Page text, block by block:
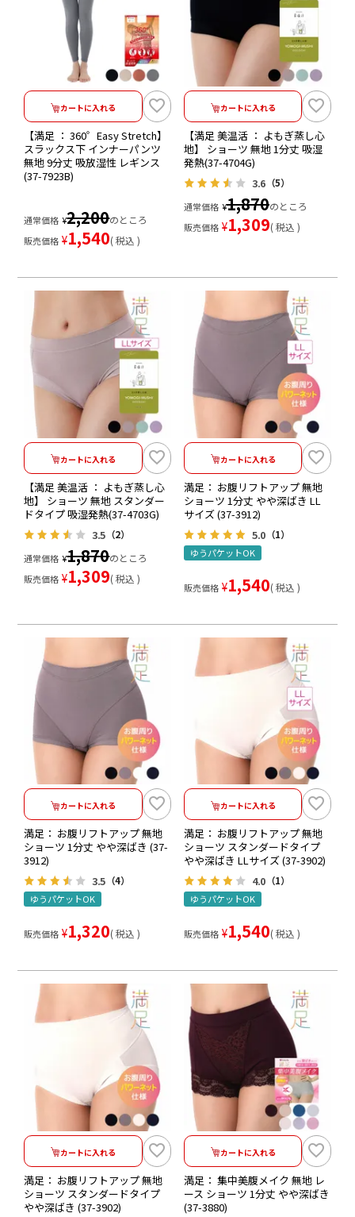
カートに入れる
【満足 ： 360゜Easy Stretch】
スラックス下 インナーパンツ
無地 9分丈 吸放湿性 レギンス
(37-7923B)
通常価格 ¥2,200のところ
販売価格 ¥1,540 税込
カートに入れる
【満足 美温活 ： よもぎ蒸し心
地】 ショーツ 無地 1分丈 吸湿
発熱(37-4704G)
3.6 （5）
通常価格 ¥1,870のところ
販売価格 ¥1,309 税込
カートに入れる
【満足 美温活 ： よもぎ蒸し心
地】 ショーツ 無地 スタンダー
ドタイプ 吸湿発熱(37-4703G)
3.5 （2）
通常価格 ¥1,870のところ
販売価格 ¥1,309 税込
カートに入れる
満足： お腹リフトアップ 無地
ショーツ 1分丈 やや深ばき LL
サイズ (37-3912)
5.0 （1）
ゆうパケットOK
販売価格 ¥1,540 税込
カートに入れる
満足： お腹リフトアップ 無地
ショーツ 1分丈 やや深ばき (37-
3912)
3.5 （4）
ゆうパケットOK
販売価格 ¥1,320 税込
カートに入れる
満足： お腹リフトアップ 無地
ショーツ スタンダードタイプ
やや深ばき LLサイズ (37-3902)
4.0 （1）
ゆうパケットOK
販売価格 ¥1,540 税込
カートに入れる
満足： お腹リフトアップ 無地
ショーツ スタンダードタイプ
やや深ばき (37-3902)
カートに入れる
満足： 集中美腹メイク 無地 レ
ース ショーツ 1分丈 やや深ばき
(37-3880)